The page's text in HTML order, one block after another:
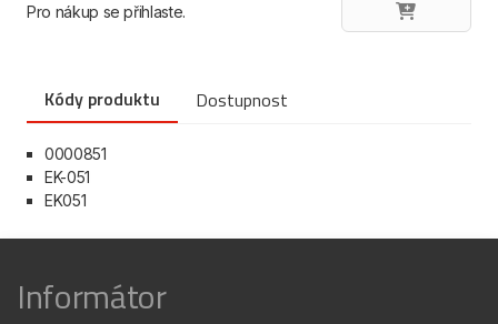
Pro nákup se přihlaste.
Kódy produktu Dostupnost
0000851
EK-051
EK051
Informátor